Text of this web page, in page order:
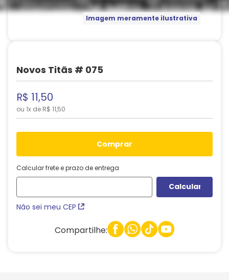
Imagem meramente ilustrativa
Novos Titãs # 075
R$ 11,50
ou 1x de R$ 11,50
comprar
Calcular frete e prazo de entrega
Não sei meu CEP
Compartilhe: